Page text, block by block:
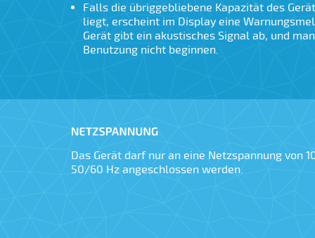
Falls die übriggebliebene Kapazität des
liegt, erscheint im Display eine
Gerät gibt ein akustisches Signal ab, und
Benutzung nicht beginnen.
Das Gerät darf nur an eine Netzspannung von
50/60 Hz angeschlossen werden.